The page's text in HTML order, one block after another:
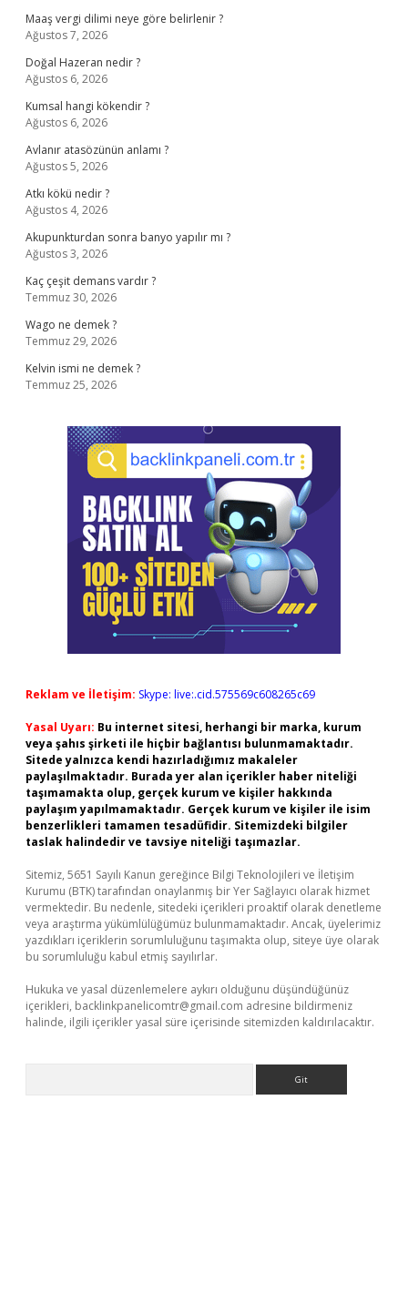
Maaş vergi dilimi neye göre belirlenir ?
Ağustos 7, 2026
Doğal Hazeran nedir ?
Ağustos 6, 2026
Kumsal hangi kökendir ?
Ağustos 6, 2026
Avlanır atasözünün anlamı ?
Ağustos 5, 2026
Atkı kökü nedir ?
Ağustos 4, 2026
Akupunkturdan sonra banyo yapılır mı ?
Ağustos 3, 2026
Kaç çeşit demans vardır ?
Temmuz 30, 2026
Wago ne demek ?
Temmuz 29, 2026
Kelvin ismi ne demek ?
Temmuz 25, 2026
Reklam ve İletişim: Skype: live:.cid.575569c608265c69
Yasal Uyarı: Bu internet sitesi, herhangi bir marka, kurum
veya şahıs şirketi ile hiçbir bağlantısı bulunmamaktadır.
Sitede yalnızca kendi hazırladığımız makaleler
paylaşılmaktadır. Burada yer alan içerikler haber niteliği
taşımamakta olup, gerçek kurum ve kişiler hakkında
paylaşım yapılmamaktadır. Gerçek kurum ve kişiler ile isim
benzerlikleri tamamen tesadüfidir. Sitemizdeki bilgiler
taslak halindedir ve tavsiye niteliği taşımazlar.
Sitemiz, 5651 Sayılı Kanun gereğince Bilgi Teknolojileri ve İletişim
Kurumu (BTK) tarafından onaylanmış bir Yer Sağlayıcı olarak hizmet
vermektedir. Bu nedenle, sitedeki içerikleri proaktif olarak denetleme
veya araştırma yükümlülüğümüz bulunmamaktadır. Ancak, üyelerimiz
yazdıkları içeriklerin sorumluluğunu taşımakta olup, siteye üye olarak
bu sorumluluğu kabul etmiş sayılırlar.
Hukuka ve yasal düzenlemelere aykırı olduğunu düşündüğünüz
içerikleri, backlinkpanelicomtr@gmail.com adresine bildirmeniz
halinde, ilgili içerikler yasal süre içerisinde sitemizden kaldırılacaktır.